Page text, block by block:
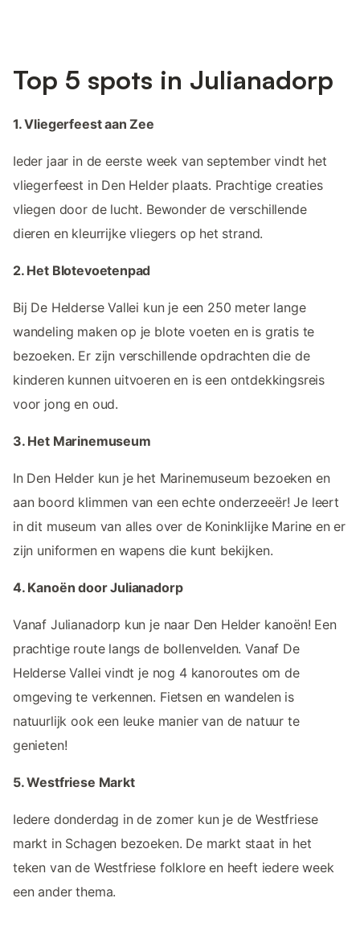
Top 5 spots in Julianadorp
1. Vliegerfeest aan Zee
Ieder jaar in de eerste week van september vindt het
vliegerfeest in Den Helder plaats. Prachtige creaties
vliegen door de lucht. Bewonder de verschillende
dieren en kleurrijke vliegers op het strand.
2. Het Blotevoetenpad
Bij De Helderse Vallei kun je een 250 meter lange
wandeling maken op je blote voeten en is gratis te
bezoeken. Er zijn verschillende opdrachten die de
kinderen kunnen uitvoeren en is een ontdekkingsreis
voor jong en oud.
3. Het Marinemuseum
In Den Helder kun je het Marinemuseum bezoeken en
aan boord klimmen van een echte onderzeeër! Je leert
in dit museum van alles over de Koninklijke Marine en er
zijn uniformen en wapens die kunt bekijken.
4. Kanoën door Julianadorp
Vanaf Julianadorp kun je naar Den Helder kanoën! Een
prachtige route langs de bollenvelden. Vanaf De
Helderse Vallei vindt je nog 4 kanoroutes om de
omgeving te verkennen. Fietsen en wandelen is
natuurlijk ook een leuke manier van de natuur te
genieten!
5. Westfriese Markt
Iedere donderdag in de zomer kun je de Westfriese
markt in Schagen bezoeken. De markt staat in het
teken van de Westfriese folklore en heeft iedere week
een ander thema.